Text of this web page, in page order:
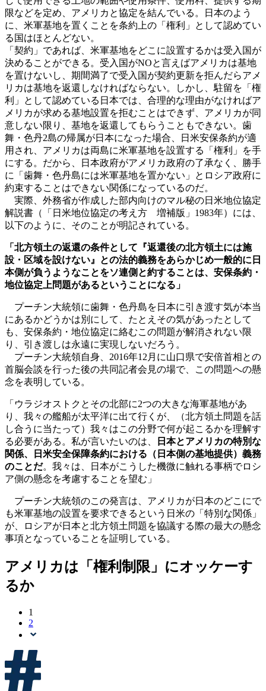
限などを定め、アメリカと協定を結んでいる。日本のよう
に、米軍基地を置くことを条約上の「権利」として認めてい
る国はほとんどない。
「契約」であれば、米軍基地をどこに設置するかは受入国が
決めることができる。受入国がNOと言えばアメリカは基地
を置けないし、期間満了で受入国が契約更新を拒んだらアメ
リカは基地を返還しなければならない。しかし、駐留を「権
利」として認めている日本では、合理的な理由がなければア
メリカが求める基地設置を拒むことはできず、アメリカが同
意しない限り、基地を返還してもらうこともできない。歯
舞・色丹2島の帰属が日本になった場合、日米安保条約が適
用され、アメリカは両島に米軍基地を設置する「権利」を手
にする。だから、日本政府がアメリカ政府の了承なく、勝手
に「歯舞・色丹島には米軍基地を置かない」とロシア政府に
約束することはできない関係になっているのだ。
実際、外務省が作成した部内向けのマル秘の日米地位協定
解説書（「日米地位協定の考え方 増補版」1983年）には、
以下のように、そのことが明記されている。
「北方領土の返還の条件として『返還後の北方領土には施
設・区域を設けない』との法的義務をあらかじめ一般的に日
本側が負うようなことをソ連側と約することは、安保条約・
地位協定上問題があるということになる」
プーチン大統領に歯舞・色丹島を日本に引き渡す気が本当
にあるかどうかは別にして、たとえその気があったとして
も、安保条約・地位協定に絡むこの問題が解消されない限
り、引き渡しは永遠に実現しないだろう。
プーチン大統領自身、2016年12月に山口県で安倍首相との
首脳会談を行った後の共同記者会見の場で、この問題への懸
念を表明している。
「ウラジオストクとその北部に2つの大きな海軍基地があ
り、我々の艦船が太平洋に出て行くが、（北方領土問題を話
し合うに当たって）我々はこの分野で何が起こるかを理解す
る必要がある。私が言いたいのは、
日本とアメリカの特別な
関係、日米安全保障条約における（日本側の基地提供）義務
のことだ。我々は、日本がこうした機微に触れる事柄でロシ
ア側の懸念を考慮することを望む」
プーチン大統領のこの発言は、アメリカが日本のどこにで
も米軍基地の設置を要求できるという日米の「特別な関係」
が、ロシアが日本と北方領土問題を協議する際の最大の懸念
事項となっていることを証明している。
アメリカは「権利制限」にオッケーす
るか
1
2